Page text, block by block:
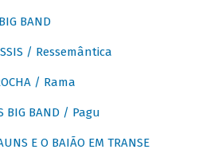
BAND
/ Ressemântica
/ Rama
BIG BAND / Pagu
E O BAIÃO EM TRANSE